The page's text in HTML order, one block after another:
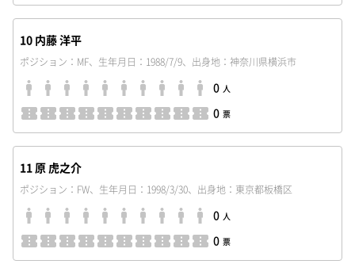
10 内藤 洋平
ポジション：MF、生年月日：1988/7/9、出身地：神奈川県横浜市
0 人
0 票
11 原 虎之介
ポジション：FW、生年月日：1998/3/30、出身地：東京都板橋区
0 人
0 票